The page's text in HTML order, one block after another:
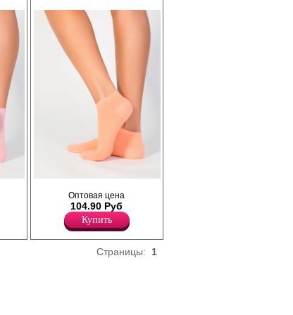
и комфортная модель на каждый
занятий спортом.
15%
85%
из высококачественного
хлопка с добавление
и эластана, классических
Натуральный хлопок
мягкость и
а синтетические
добавляют износостойкость,
Оптовая цена
104.90 Руб
Купить
Страницы: 1